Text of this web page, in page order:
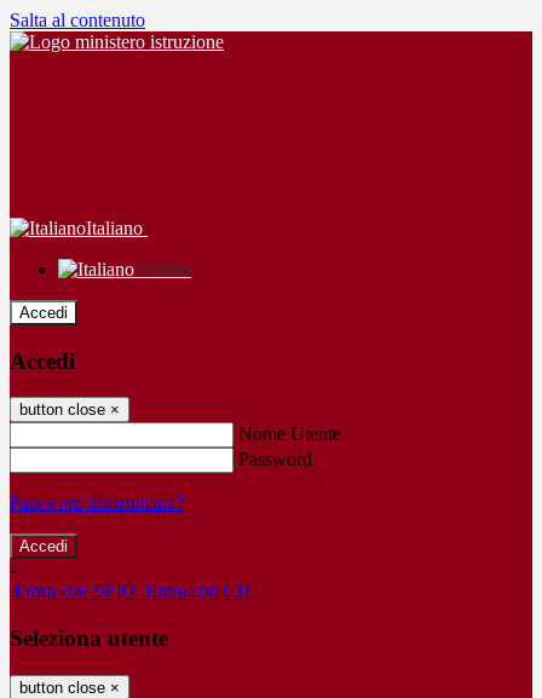
Salta al contenuto
Italiano
Italiano
Accedi
Accedi
button close ×
Nome Utente
Password
Password dimenticata?
-
Entra con SPID Entra con CIE
Seleziona utente
button close ×